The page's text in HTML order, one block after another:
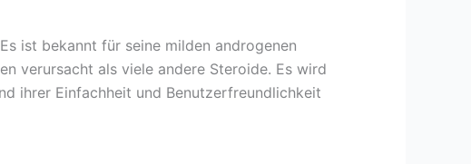
ist bekannt für seine milden androgenen
verursacht als viele andere Steroide. Es wird
ihrer Einfachheit und Benutzerfreundlichkeit